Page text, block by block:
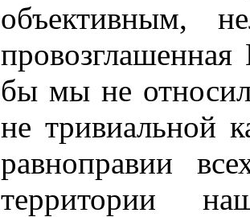
объективным,
бы мы не
не тривиальной
равноправии
территории